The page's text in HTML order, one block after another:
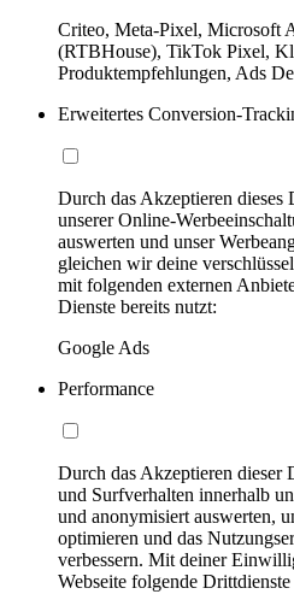
Criteo, Meta-Pixel, Microsoft
(RTBHouse), TikTok Pixel,
Produktempfehlungen, Ads
Erweitertes Conversion-
Durch das Akzeptieren
unserer Online-
auswerten und unser
gleichen wir deine
mit folgenden externen
Dienste bereits nutzt:
Google Ads
Performance
Durch das Akzeptieren
und Surfverhalten innerhalb
und anonymisiert auswerten,
optimieren und das
verbessern. Mit deiner
Webseite folgende Drittdienste